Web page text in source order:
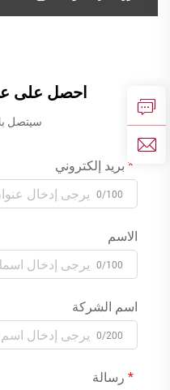
احصل على
سيتصل
بريد إلكتروني
0/100
الاسم
0/100
اسم الشركة
0/200
رسالة